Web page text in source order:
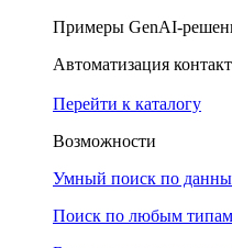
Примеры GenAI-
Автоматизация
Перейти к каталогу
Возможности
Умный поиск по
Поиск по любым типам